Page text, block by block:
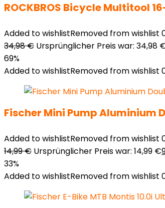
ROCKBROS Bicycle Multitool
Added to wishlistRemoved from wishlist
34,98€ Ursprünglicher Preis war: 34,98
69%
Added to wishlistRemoved from wishlist
Fischer Mini Pump Aluminium
Added to wishlistRemoved from wishlist
14,99€ Ursprünglicher Preis war: 14,99 €
33%
Added to wishlistRemoved from wishlist